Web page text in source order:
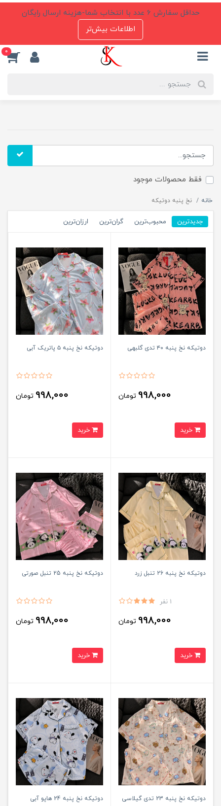
حداقل سفارش 6 عدد با انتخاب شما-هزینه ارسال رایگان
اطلاعات بیش‌تر
0
فقط محصولات موجود
خانه نخ پنبه دوتیکه
جدیدترین محبوب‌ترین گران‌ترین ارزان‌ترین
دوتیکه نخ پنبه ۴۰ تدی گلبهی
998,000 تومان
دوتیکه نخ پنبه ۵ پاتریک آبی
998,000 تومان
دوتیکه نخ پنبه 26 تنبل زرد
1 نفر
998,000 تومان
دوتیکه نخ پنبه 25 تنبل صورتی
998,000 تومان
دوتیکه نخ پنبه 23 تدی گیلاسی
دوتیکه نخ پنبه 24 هاپو آبی